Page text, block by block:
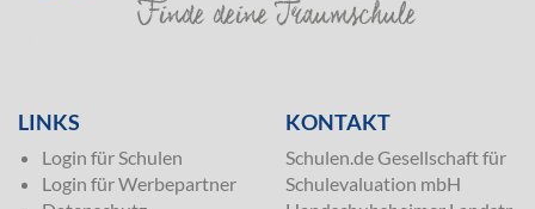
LINKS
Login für Schulen
Login für Werbepartner
KONTAKT
Schulen.de Gesellschaft für
Schulevaluation mbH